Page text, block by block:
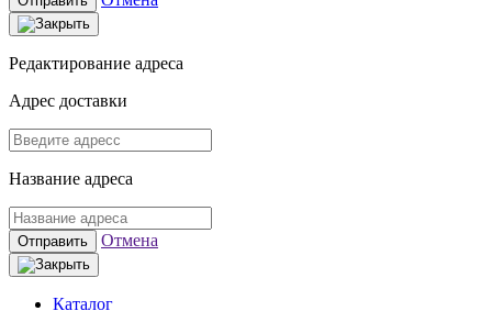
Редактирование адреса
Адрес доставки
Название адреса
Отправить Отмена
Каталог